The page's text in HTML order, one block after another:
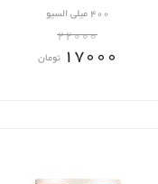
400 میلی السیو
22000
17000 تومان